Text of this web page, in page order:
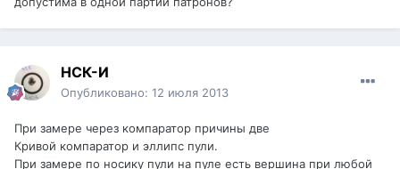
НСК-И
Опубликовано: 12 июля 2013
При замере через компаратор причины две
Кривой компаратор и эллипс пули.
При замере по носику пули на пуле есть вершина при любой